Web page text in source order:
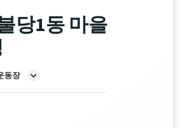
당1동 마을
동장